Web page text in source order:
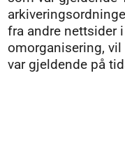
fra andre nettsider
omorganisering,
var gjeldende på